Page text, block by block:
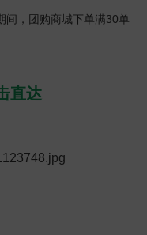
间，团购商城下单满30单
直达